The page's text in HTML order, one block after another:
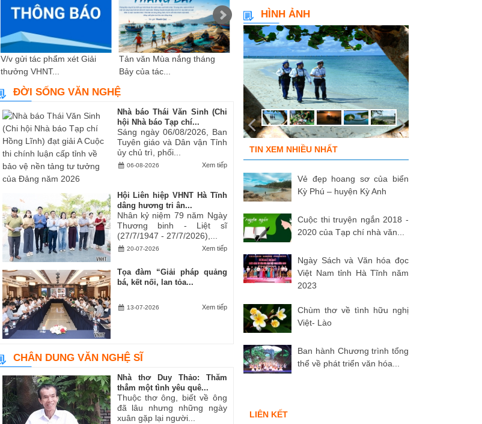
V/v gửi tác phẩm xét Giải
thưởng VHNT...
Tản văn Mùa nắng tháng
Bảy của tác...
Chùm ảnh “Kéo lưới rùng”
của NSNA...
ĐỒNG ĐỘI ƠI, CÁC ANH ĐÃ
TRỞ VỀ!
ĐỜI SỐNG VĂN NGHỆ
Nhà báo Thái Văn Sinh (Chi
hội Nhà báo Tạp chí...
Sáng ngày 06/08/2026, Ban
Tuyên giáo và Dân vận Tỉnh
ủy chủ trì, phối...
Xem tiếp
06-08-2026
Hội Liên hiệp VHNT Hà Tĩnh
dâng hương tri ân...
Nhân kỷ niệm 79 năm Ngày
Thương binh - Liệt sĩ
(27/7/1947 - 27/7/2026),...
Xem tiếp
20-07-2026
Tọa đàm “Giải pháp quảng
bá, kết nối, lan tỏa...
Xem tiếp
13-07-2026
CHÂN DUNG VĂN NGHỆ SĨ
Nhà thơ Duy Thảo: Thăm
thẳm một tình yêu quê...
Thuộc thơ ông, biết về ông
đã lâu nhưng những ngày
xuân gặp lại người...
HÌNH ẢNH
TIN XEM NHIỀU NHẤT
Vẻ đẹp hoang sơ của biển
Kỳ Phú – huyện Kỳ Anh
Cuộc thi truyện ngắn 2018 -
2020 của Tạp chí nhà văn...
Ngày Sách và Văn hóa đọc
Việt Nam tỉnh Hà Tĩnh năm
2023
Chùm thơ về tình hữu nghị
Việt- Lào
Ban hành Chương trình tổng
thể về phát triển văn hóa...
LIÊN KẾT